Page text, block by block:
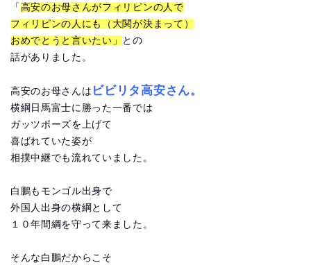
「 高安のお母さんがフィリピンの人で
フィリピンの人にも（大関が決まって）
おめでとうと言いたい」
との
話がありました。
高安のお母さんは ビビリタ高安さん。
横綱日馬富士に勝った一番では
ガッツポーズを上げて
喜ばれていた姿が
相撲中継でも流れていました。
白鵬もモンゴル出身で
外国人出身の横綱として
１０年間綱を守って来ました。
そんな白鵬だからこそ